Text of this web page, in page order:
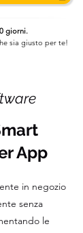
giorni.
sia giusto per te!
App
in negozio
senza
le